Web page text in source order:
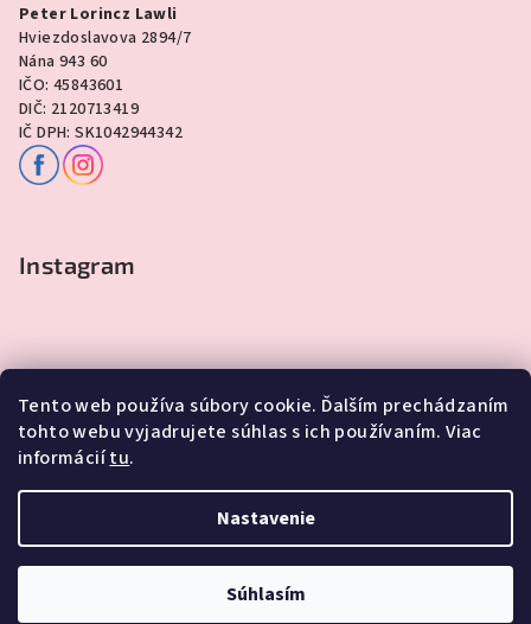
Tento web používa súbory cookie. Ďalším prechádzaním
tohto webu vyjadrujete súhlas s ich používaním. Viac
informáciítu.
Nastavenie
Súhlasím
Peter Lorincz Lawli
Hviezdoslavova 2894/7
Nána 943 60
IČO: 45843601
DIČ: 2120713419
IČ DPH: SK1042944342
Instagram
Sledovať na Instagrame